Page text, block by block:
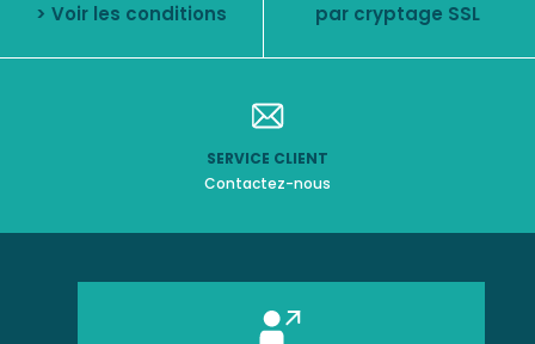
> Voir les conditions par cryptage SSL
SERVICE CLIENT
Contactez-nous